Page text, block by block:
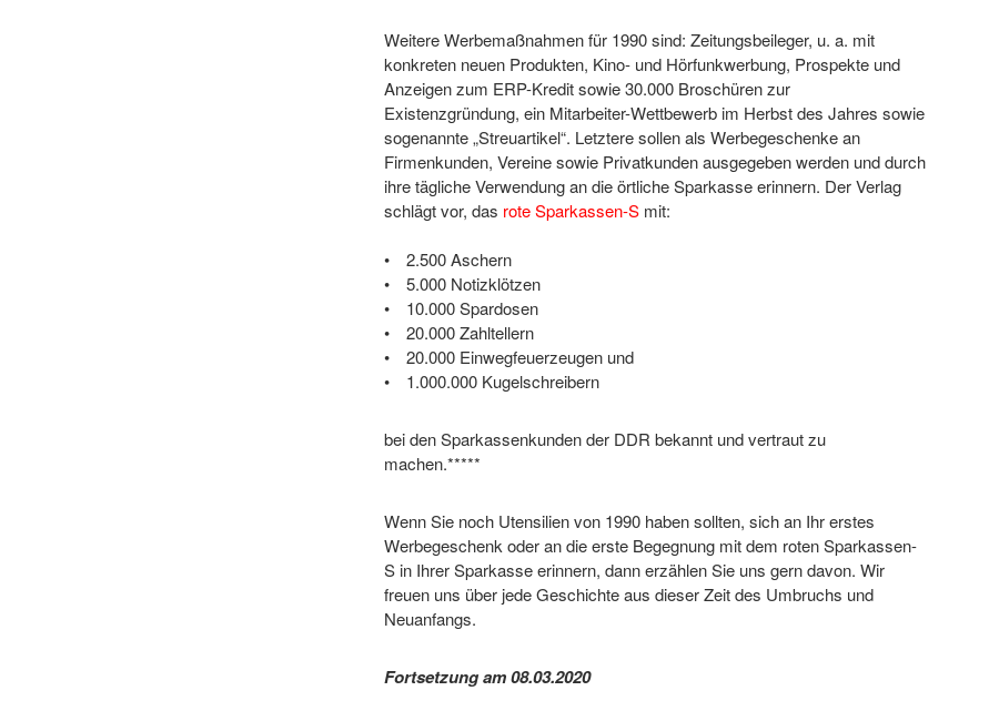
Weitere Werbemaßnahmen für 1990 sind: Zeitungsbeileger, u. a. mit
konkreten neuen Produkten, Kino- und Hörfunkwerbung, Prospekte und
Anzeigen zum ERP-Kredit sowie 30.000 Broschüren zur
Existenzgründung, ein Mitarbeiter-Wettbewerb im Herbst des Jahres sowie
sogenannte „Streuartikel“. Letztere sollen als Werbegeschenke an
Firmenkunden, Vereine sowie Privatkunden ausgegeben werden und durch
ihre tägliche Verwendung an die örtliche Sparkasse erinnern. Der Verlag
schlägt vor, das rote Sparkassen-S mit:
2.500 Aschern
5.000 Notizklötzen
10.000 Spardosen
20.000 Zahltellern
20.000 Einwegfeuerzeugen und
1.000.000 Kugelschreibern
bei den Sparkassenkunden der DDR bekannt und vertraut zu
machen.*****
Wenn Sie noch Utensilien von 1990 haben sollten, sich an Ihr erstes
Werbegeschenk oder an die erste Begegnung mit dem roten Sparkassen-
S in Ihrer Sparkasse erinnern, dann erzählen Sie uns gern davon. Wir
freuen uns über jede Geschichte aus dieser Zeit des Umbruchs und
Neuanfangs.
Fortsetzung am 08.03.2020